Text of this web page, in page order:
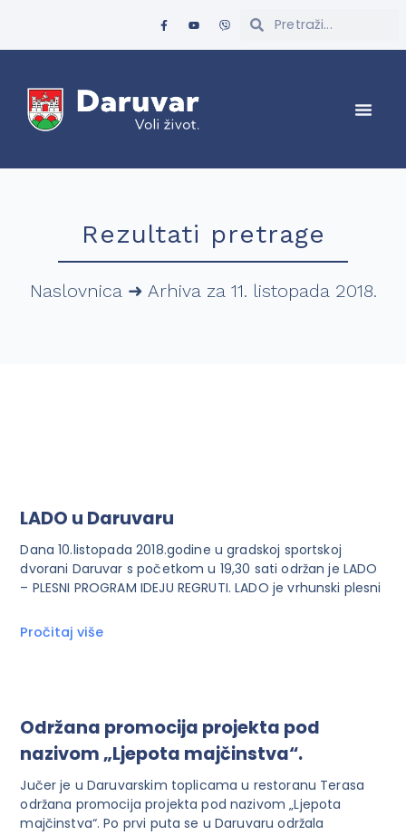
Rezultati pretrage
Naslovnica ➜ Arhiva za 11. listopada 2018.
LADO u Daruvaru
Dana 10.listopada 2018.godine u gradskoj sportskoj
dvorani Daruvar s početkom u 19,30 sati održan je LADO
– PLESNI PROGRAM IDEJU REGRUTI. LADO je vrhunski plesni
Pročitaj više
Održana promocija projekta pod
nazivom „Ljepota majčinstva“.
Jučer je u Daruvarskim toplicama u restoranu Terasa
održana promocija projekta pod nazivom „Ljepota
majčinstva“. Po prvi puta se u Daruvaru održala